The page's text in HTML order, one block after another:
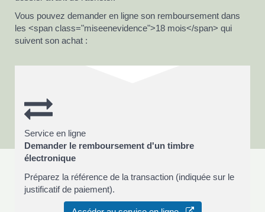
Vous pouvez demander en ligne son remboursement dans
les <span class="miseenevidence">18 mois</span> qui
suivent son achat :
Service en ligne
Demander le remboursement d'un timbre
électronique
Préparez la référence de la transaction (indiquée sur le
justificatif de paiement).